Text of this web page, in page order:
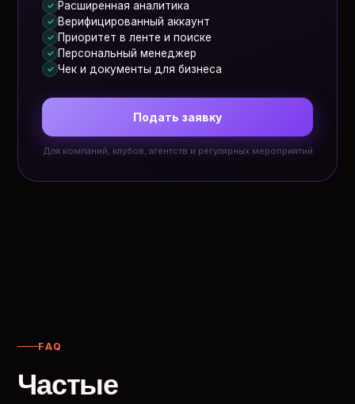
✓ Расширенная аналитика
✓ Верифицированный аккаунт
✓ Приоритет в ленте и поиске
✓ Персональный менеджер
✓ Чек и документы для бизнеса
Подать заявку
Для компаний, клубов, агентств и регулярных мероприятий
FAQ
Частые